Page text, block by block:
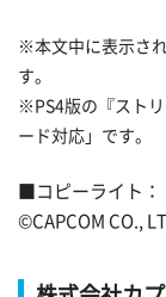
※本文中に表示さ
す。
※PS4版の『スト
ード対応」です。
■コピーライト：
©CAPCOM CO.,